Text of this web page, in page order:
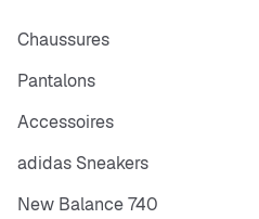
Chaussures
Pantalons
Accessoires
adidas Sneakers
New Balance 740